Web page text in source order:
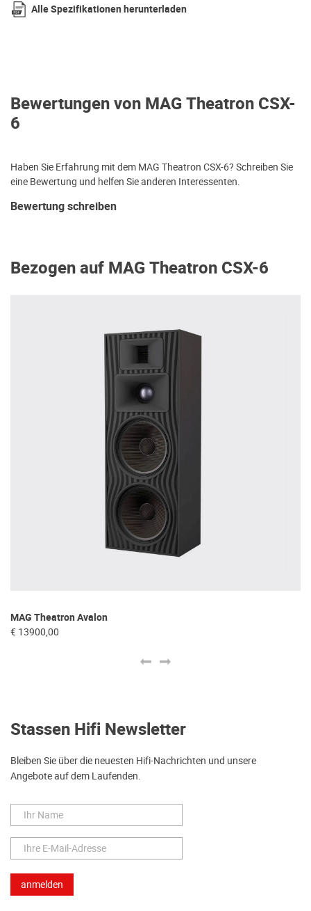
Alle Spezifikationen herunterladen
Bewertungen von MAG Theatron CSX-
6
Haben Sie Erfahrung mit dem MAG Theatron CSX-6? Schreiben Sie
eine Bewertung und helfen Sie anderen Interessenten.
Bewertung schreiben
Bezogen auf MAG Theatron CSX-6
MAG Theatron Avalon
€ 13900,00
Stassen Hifi Newsletter
Bleiben Sie über die neuesten Hifi-Nachrichten und unsere
Angebote auf dem Laufenden.